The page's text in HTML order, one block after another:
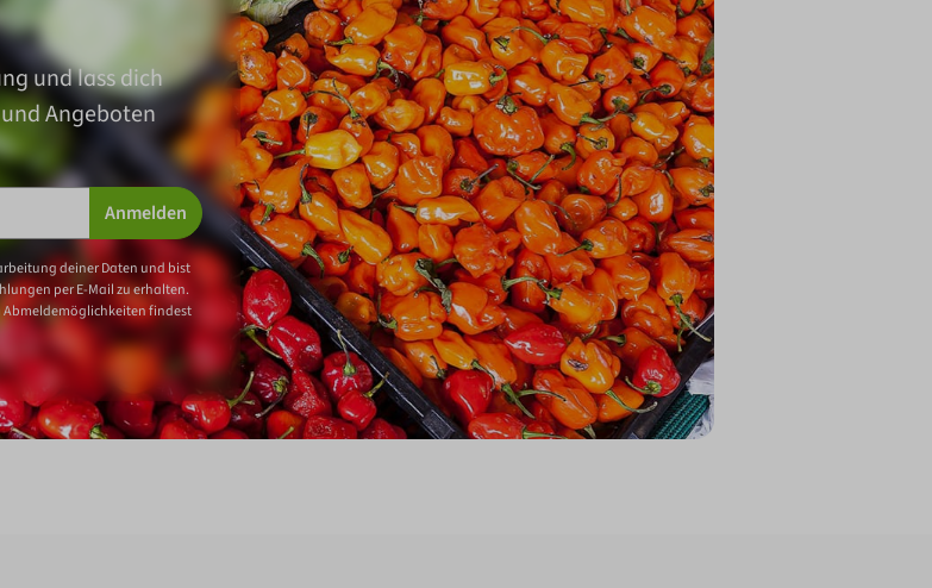
und lass dich
Angeboten
Anmelden
deiner Daten und bist
per E-Mail zu erhalten.
Abmeldemöglichkeiten findest